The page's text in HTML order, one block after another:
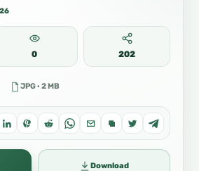
0 202
JPG · 2 MB
Download